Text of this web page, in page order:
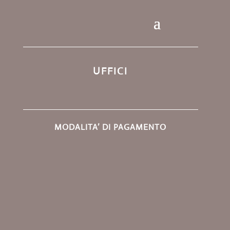
UFFICI
MODALITA’ DI PAGAMENTO